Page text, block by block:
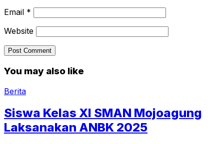
Email *
Website
You may also like
Berita
Siswa Kelas XI SMAN Mojoagung
Laksanakan ANBK 2025